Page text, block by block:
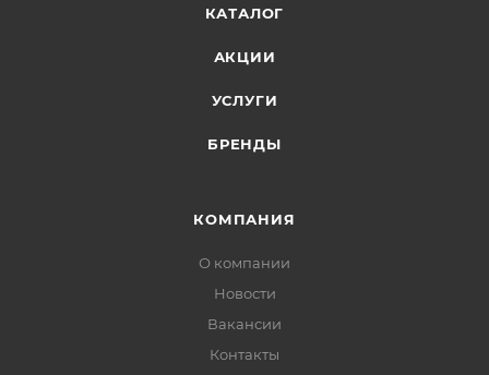
КАТАЛОГ
АКЦИИ
УСЛУГИ
БРЕНДЫ
КОМПАНИЯ
О компании
Новости
Вакансии
Контакты